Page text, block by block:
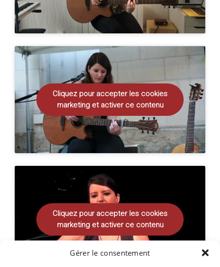
Gérer le consentement
Cliquez pour accepter les cookies
marketing et activer ce contenu
Cliquez pour accepter les cookies
marketing et activer ce contenu